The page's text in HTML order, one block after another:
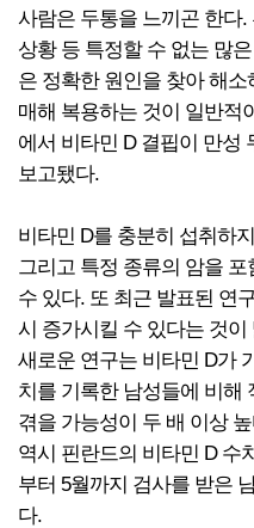
사람은 두통을 느끼곤 한다
상황 등 특정할 수 없는 많
은 정확한 원인을 찾아 해
매해 복용하는 것이 일반적
에서 비타민 D 결핍이 만성
보고됐다.
비타민 D를 충분히 섭취하
그리고 특정 종류의 암을
수 있다. 또 최근 발표된 연
시 증가시킬 수 있다는 것
새로운 연구는 비타민 D가
치를 기록한 남성들에 비해
겪을 가능성이 두 배 이상
역시 핀란드의 비타민 D 수
부터 5월까지 검사를 받은
다.